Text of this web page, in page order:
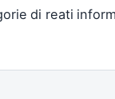
di reati